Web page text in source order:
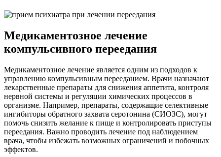
Медикаментозное лечение
компульсивного переедания
Медикаментозное лечение является одним из подходов к
управлению компульсивным перееданием. Врачи назначают
лекарственные препараты для снижения аппетита, контроля
нервной системы и регуляции химических процессов в
организме. Например, препараты, содержащие селективные
ингибиторы обратного захвата серотонина (СИОЗС), могут
помочь снизить желание к пище и контролировать приступы
переедания. Важно проводить лечение под наблюдением
врача, чтобы избежать возможных ограничений и побочных
эффектов.